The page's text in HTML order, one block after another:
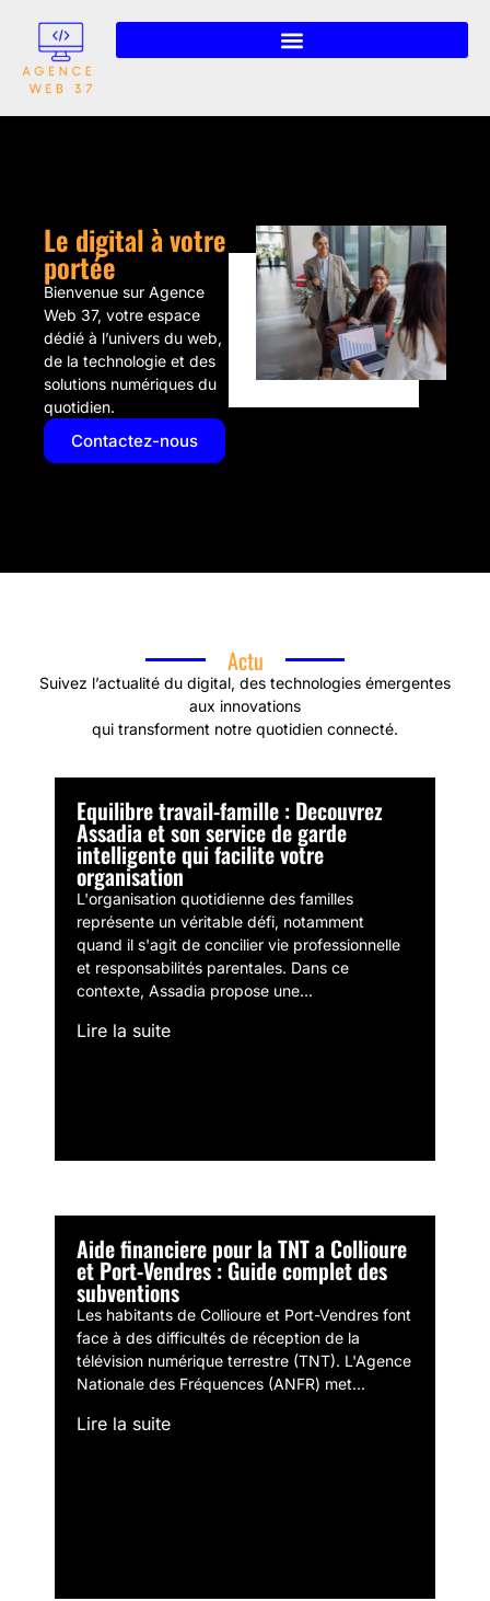
Le digital à votre
portée
Bienvenue sur Agence
Web 37, votre espace
dédié à l’univers du web,
de la technologie et des
solutions numériques du
quotidien.
Contactez-nous
Actu
Suivez l’actualité du digital, des technologies émergentes
aux innovations
qui transforment notre quotidien connecté.
Equilibre travail-famille : Decouvrez
Assadia et son service de garde
intelligente qui facilite votre
organisation
L'organisation quotidienne des familles
représente un véritable défi, notamment
quand il s'agit de concilier vie professionnelle
et responsabilités parentales. Dans ce
contexte, Assadia propose une...
Lire la suite
Aide financiere pour la TNT a Collioure
et Port-Vendres : Guide complet des
subventions
Les habitants de Collioure et Port-Vendres font
face à des difficultés de réception de la
télévision numérique terrestre (TNT). L'Agence
Nationale des Fréquences (ANFR) met...
Lire la suite